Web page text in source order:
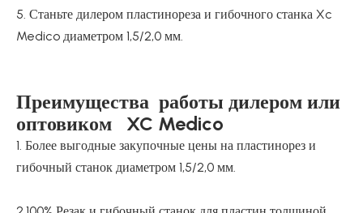
5. Станьте дилером пластинореза и гибочного станка Xc
Medico диаметром 1,5/2,0 мм.
Преимущества работы дилером или
оптовиком XC Medico
1. Более выгодные закупочные цены на пластинорез и
гибочный станок диаметром 1,5/2,0 мм.